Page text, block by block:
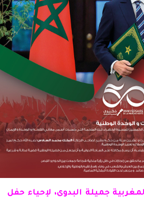
جميلة البدوي، لإحياء حفل